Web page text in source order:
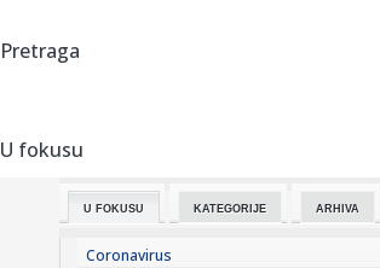
Gradina ...
12:29:
12:28:
Vraćaju li se baterije na telefonima
Pretraga
U fokusu
U FOKUSU KATEGORIJE ARHIVA
Coronavirus